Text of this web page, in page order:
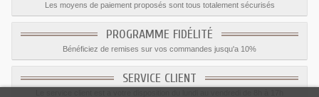
Les moyens de paiement proposés sont tous totalement sécurisés
PROGRAMME FIDÉLITÉ
Bénéficiez de remises sur vos commandes jusqu'a 10%
SERVICE CLIENT